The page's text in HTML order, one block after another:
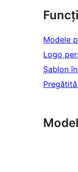
Modele
Logo
Șablon